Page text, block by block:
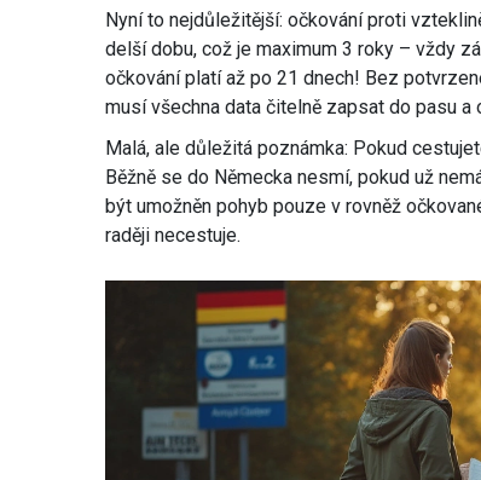
Nyní to nejdůležitější: očkování proti
delší dobu, což je maximum 3 roky – vždy
očkování platí až po 21 dnech! Bez
musí všechna data čitelně zapsat do pasu a
Malá, ale důležitá poznámka: Pokud
Běžně se do Německa nesmí, pokud už
být umožněn pohyb pouze v rovněž
raději necestuje.